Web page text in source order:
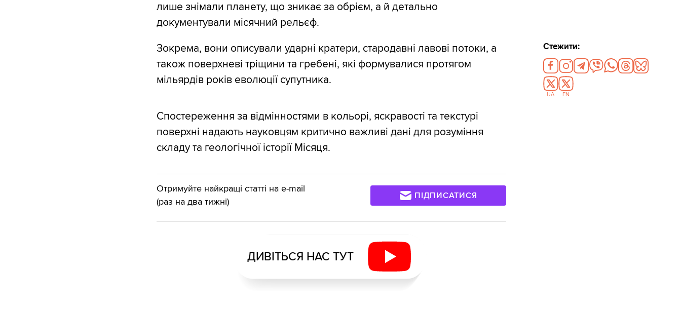
лише знімали планету, що зникає за обрієм, а й детально
документували місячний рельєф.
Зокрема, вони описували ударні кратери, стародавні лавові потоки, а
також поверхневі тріщини та гребені, які формувалися протягом
мільярдів років еволюції супутника.
Спостереження за відмінностями в кольорі, яскравості та текстурі
поверхні надають науковцям критично важливі дані для розуміння
складу та геологічної історії Місяця.
Отримуйте найкращі статті на e-mail
(раз на два тижні)
ПІДПИСАТИСЯ
ДИВІТЬСЯ НАС ТУТ
Стежити:
UA EN